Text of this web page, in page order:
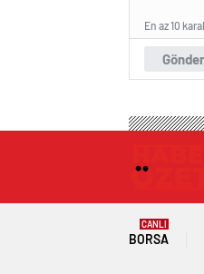
Gönder
En az 10
BORSA
CANLI